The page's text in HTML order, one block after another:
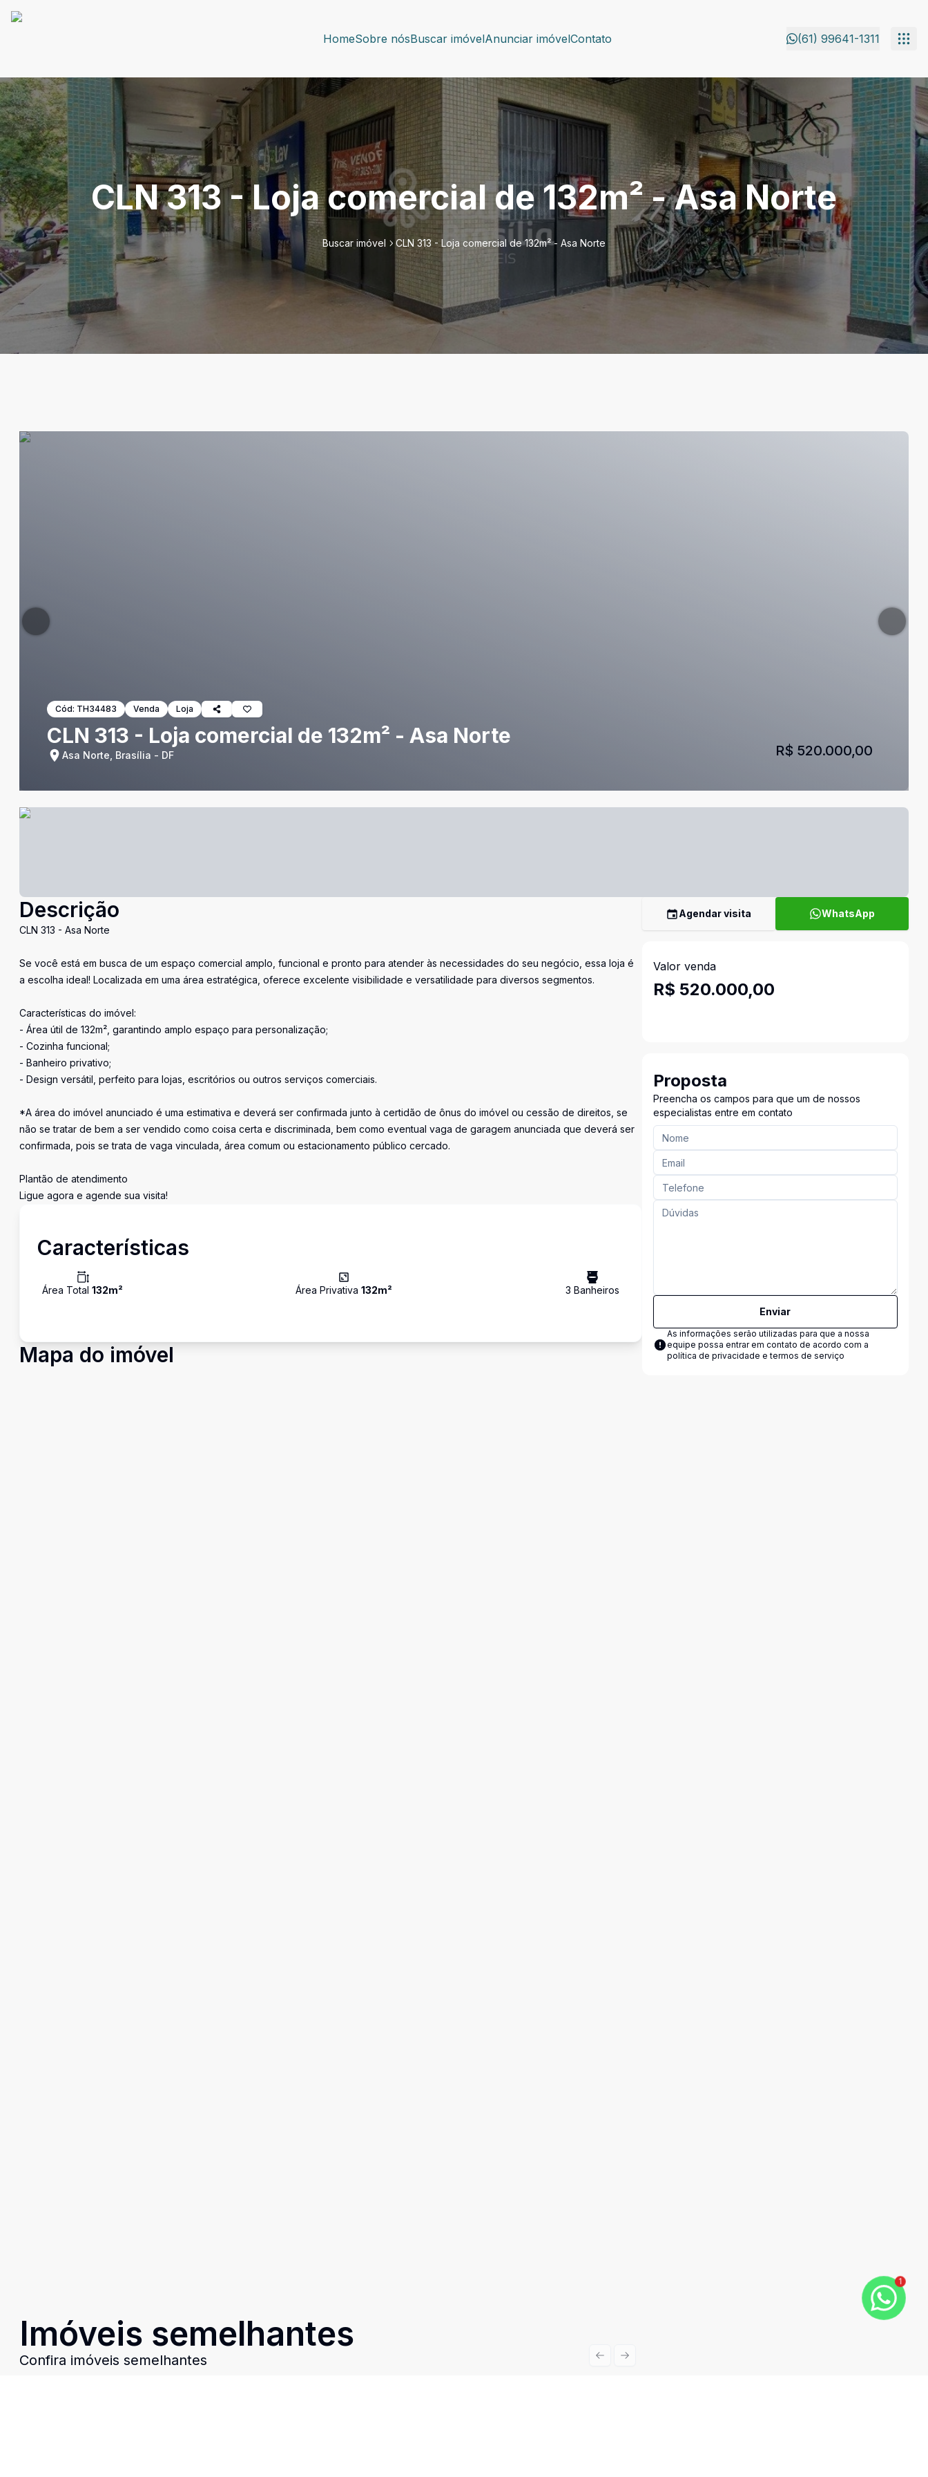
HomeSobre nósBuscar imóvelAnunciar imóvelContato (61) 99641-1311
CLN 313 - Loja comercial de 132m² - Asa Norte
Buscar imóvel CLN 313 - Loja comercial de 132m² - Asa Norte
Cód: TH34483 Venda Loja
CLN 313 - Loja comercial de 132m² - Asa Norte
Asa Norte, Brasília - DF R$ 520.000,00
Descrição
CLN 313 - Asa Norte
Se você está em busca de um espaço comercial amplo, funcional e pronto para atender às necessidades do seu negócio, essa loja é
a escolha ideal! Localizada em uma área estratégica, oferece excelente visibilidade e versatilidade para diversos segmentos.
Características do imóvel:
- Área útil de 132m², garantindo amplo espaço para personalização;
- Cozinha funcional;
- Banheiro privativo;
- Design versátil, perfeito para lojas, escritórios ou outros serviços comerciais.
*A área do imóvel anunciado é uma estimativa e deverá ser confirmada junto à certidão de ônus do imóvel ou cessão de direitos, se
não se tratar de bem a ser vendido como coisa certa e discriminada, bem como eventual vaga de garagem anunciada que deverá ser
confirmada, pois se trata de vaga vinculada, área comum ou estacionamento público cercado.
Plantão de atendimento
Ligue agora e agende sua visita!
Características
Área Total 132m² Área Privativa132m² 3 Banheiros
Mapa do imóvel
Imóveis semelhantes
Confira imóveis semelhantes Previous slide
Next slide
Agendar visita WhatsApp
Valor venda
R$ 520.000,00
Proposta
Preencha os campos para que um de nossos
especialistas entre em contato
Enviar
As informações serão utilizadas para que a nossa
equipe possa entrar em contato de acordo com a
política de privacidade e termos de serviço
1